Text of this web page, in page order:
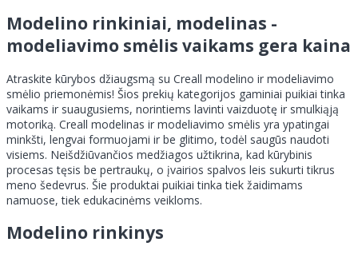
Modelino rinkiniai, modelinas -
modeliavimo smėlis vaikams gera kaina
Atraskite kūrybos džiaugsmą su Creall modelino ir modeliavimo
smėlio priemonėmis! Šios prekių kategorijos gaminiai puikiai tinka
vaikams ir suaugusiems, norintiems lavinti vaizduotę ir smulkiąją
motoriką. Creall modelinas ir modeliavimo smėlis yra ypatingai
minkšti, lengvai formuojami ir be glitimo, todėl saugūs naudoti
visiems. Neišdžiūvančios medžiagos užtikrina, kad kūrybinis
procesas tęsis be pertraukų, o įvairios spalvos leis sukurti tikrus
meno šedevrus. Šie produktai puikiai tinka tiek žaidimams
namuose, tiek edukacinėms veikloms.
Modelino rinkinys